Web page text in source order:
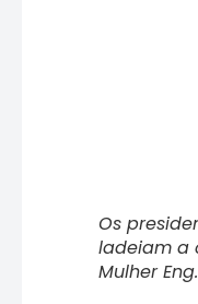
Os
ladeiam a
Mulher